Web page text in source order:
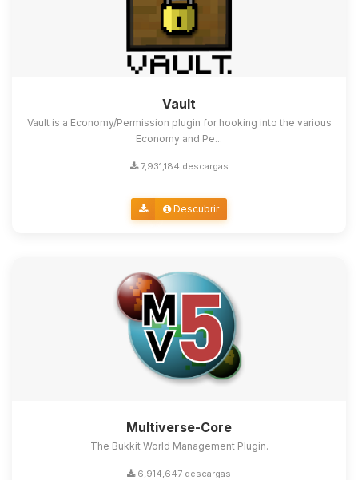
Vault
Vault is a Economy/Permission plugin for hooking into the various
Economy and Pe...
7,931,184 descargas
Descubrir
Multiverse-Core
The Bukkit World Management Plugin.
6,914,647 descargas